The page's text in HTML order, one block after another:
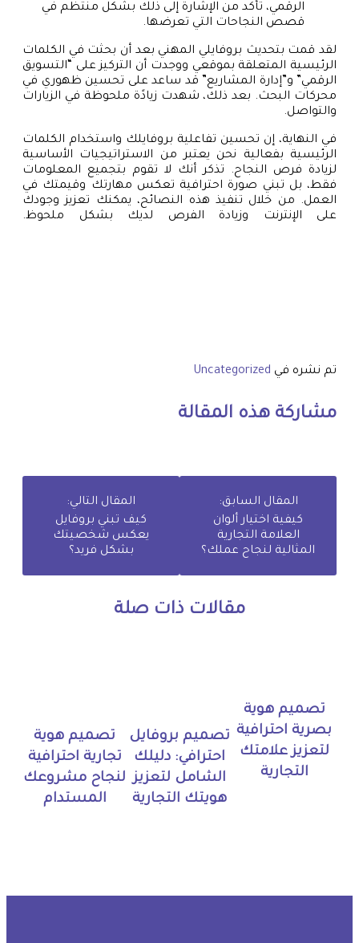
الرقمي، تأكد من الإشارة إلى ذلك بشكل منتظم في
قصص النجاحات التي تعرضها.
لقد قمت بتحديث بروفايلي المهني بعد أن بحثت في الكلمات
الرئيسية المتعلقة بموقعي ووجدت أن التركيز على “التسويق
الرقمي” و”إدارة المشاريع” قد ساعد على تحسين ظهوري في
محركات البحث. بعد ذلك، شهدت زيادًة ملحوظة في الزيارات
والتواصل.
في النهاية، إن تحسين تفاعلية بروفايلك واستخدام الكلمات
الرئيسية بفعالية نحن يعتبر من الاستراتيجيات الأساسية
لزيادة فرص النجاح. تذكر أنك لا تقوم بتجميع المعلومات
فقط، بل تبني صورة احترافية تعكس مهارتك وقيمتك في
العمل. من خلال تنفيذ هذه النصائح، يمكنك تعزيز وجودك
على الإنترنت وزيادة الفرص لديك بشكل ملحوظ.
تم نشره في Uncategorized
مشاركة هذه المقالة
المقال السابق:
كيفية اختيار ألوان
العلامة التجارية
المثالية لنجاح عملك؟
المقال التالي:
كيف تبني بروفايل
يعكس شخصيتك
بشكل فريد؟
مقالات ذات صلة
تصميم هوية
بصرية احترافية
لتعزيز علامتك
التجارية
تصميم بروفايل
احترافي: دليلك
الشامل لتعزيز
هويتك التجارية
تصميم هوية
تجارية احترافية
لنجاح مشروعك
المستدام